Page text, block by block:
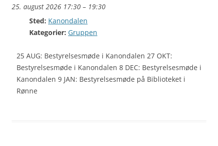
25. august 2026 17:30 – 19:30
Sted: Kanondalen
Kategorier: Gruppen
25 AUG: Bestyrelsesmøde i Kanondalen 27 OKT:
Bestyrelsesmøde i Kanondalen 8 DEC: Bestyrelsesmøde i
Kanondalen 9 JAN: Bestyrelsesmøde på Biblioteket i
Rønne